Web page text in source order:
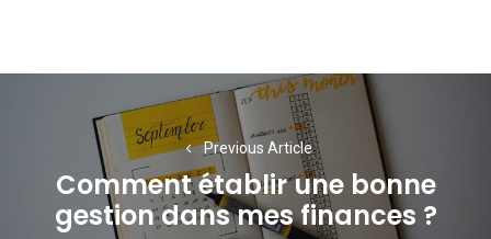
l’article
Previous Article
Previous
post:
Comment établir une bonne
gestion dans mes finances ?